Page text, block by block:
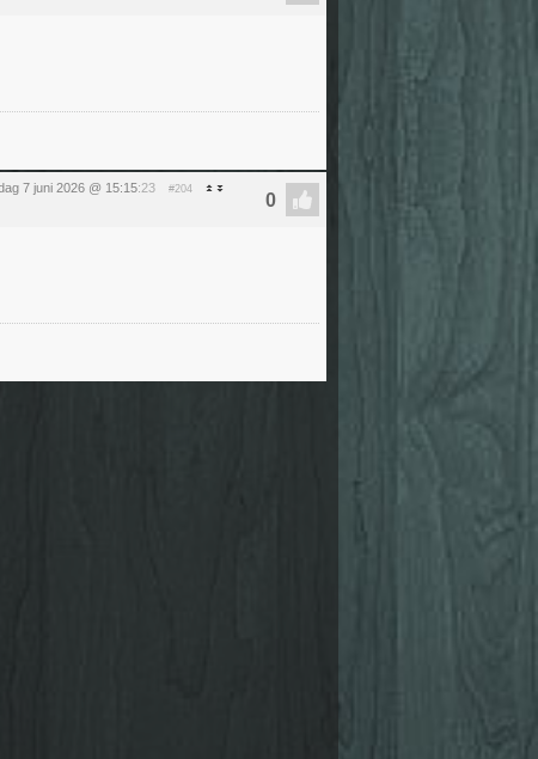
7 juni 2026 @ 15:15:23 #204